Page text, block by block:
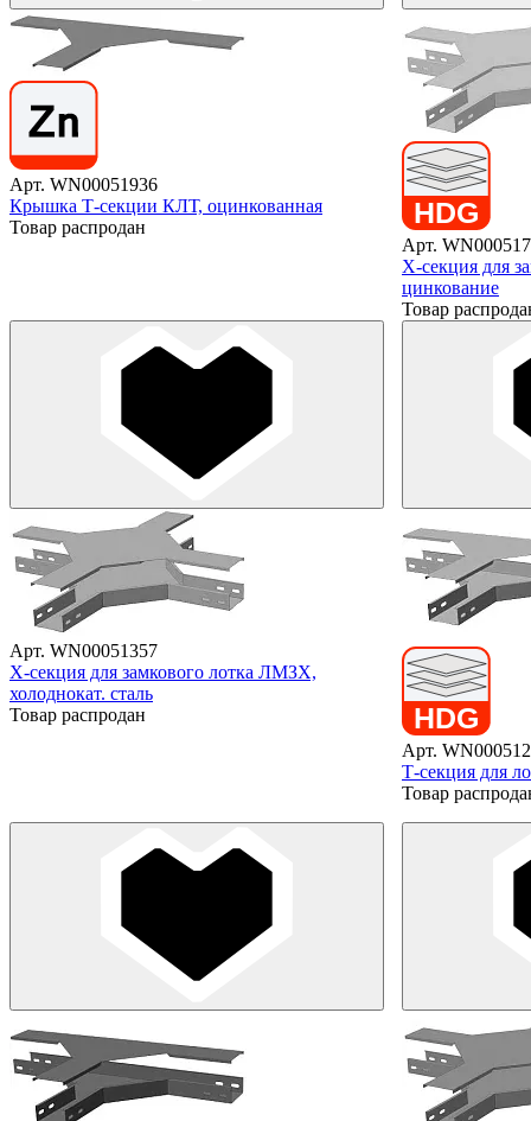
Арт. WN00051936
Крышка Т-секции КЛТ, оцинкованная
Товар распродан
Арт.
X-секция для
цинкование
Товар
Арт. WN00051357
X-секция для замкового лотка ЛМЗХ,
холоднокат. сталь
Товар распродан
Арт.
Т-секция для
Товар